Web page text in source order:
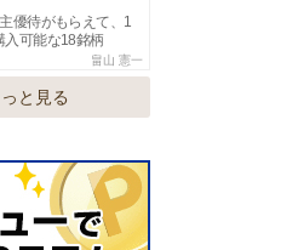
優待がもらえて、1
入可能な18銘柄
畠山 憲一
と見る